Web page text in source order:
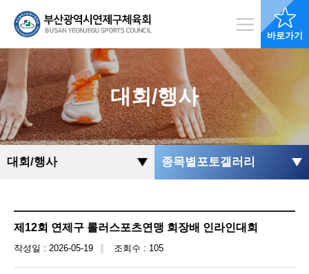
바로가기
대회/행사
대회/행사 종목별포토갤러리
제12회 연제구 롤러스포츠연맹 회장배 인라인대회
작성일 : 2026-05-19 조회수 : 105